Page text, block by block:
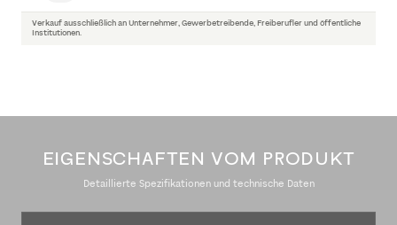
Verkauf ausschließlich an Unternehmer, Gewerbetreibende, Freiberufler und öffentliche
Institutionen.
EIGENSCHAFTEN VOM PRODUKT
Detaillierte Spezifikationen und technische Daten